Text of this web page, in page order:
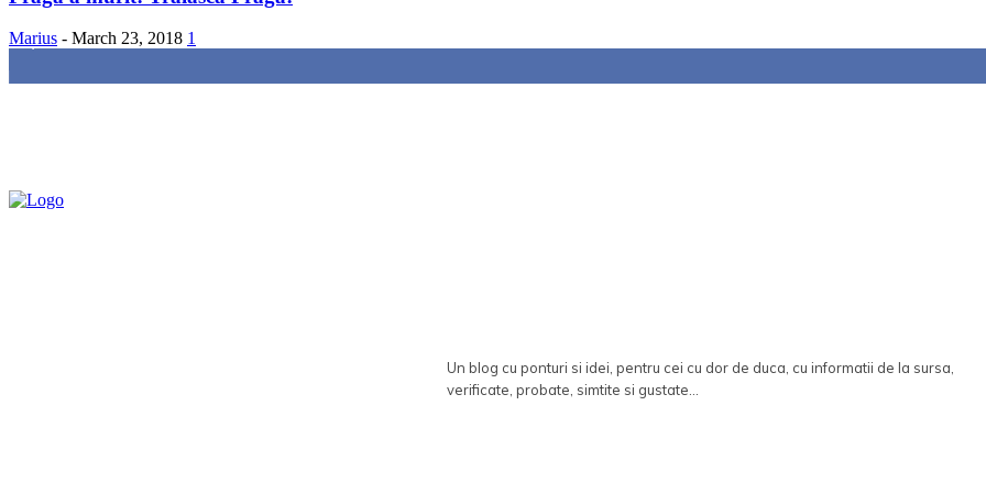
Marius - March 23, 2018 1
85,000 Fans
Un blog cu ponturi si idei, pentru cei cu dor de duca, cu informatii de la sursa,
verificate, probate, simtite si gustate...